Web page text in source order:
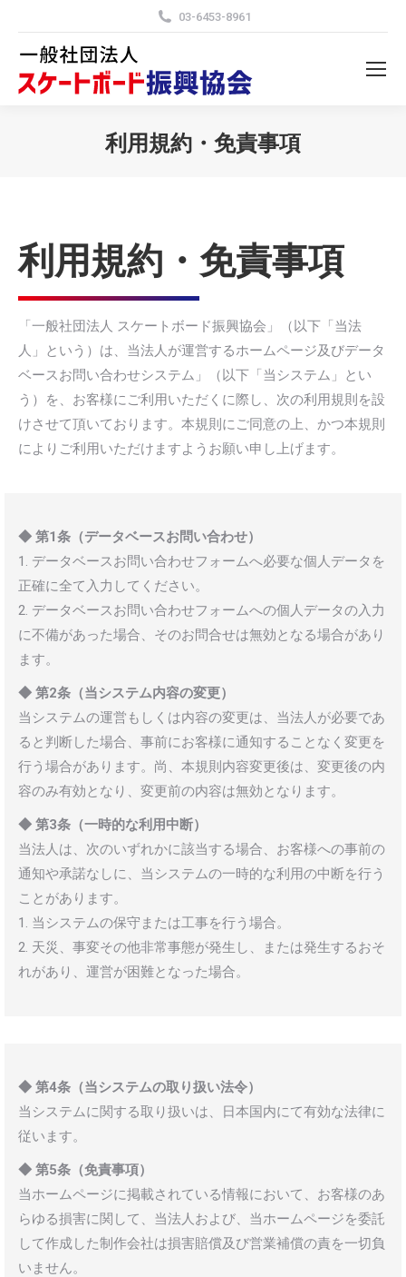
03-6453-8961
利用規約・免責事項
利用規約・免責事項
「一般社団法人 スケートボード振興協会」（以下「当法
人」という）は、当法人が運営するホームページ及びデータ
ベースお問い合わせシステム」（以下「当システム」とい
う）を、お客様にご利用いただくに際し、次の利用規則を設
けさせて頂いております。本規則にご同意の上、かつ本規則
によりご利用いただけますようお願い申し上げます。
◆ 第1条（データベースお問い合わせ）
1. データベースお問い合わせフォームへ必要な個人データを
正確に全て入力してください。
2. データベースお問い合わせフォームへの個人データの入力
に不備があった場合、そのお問合せは無効となる場合があり
ます。
◆ 第2条（当システム内容の変更）
当システムの運営もしくは内容の変更は、当法人が必要であ
ると判断した場合、事前にお客様に通知することなく変更を
行う場合があります。尚、本規則内容変更後は、変更後の内
容のみ有効となり、変更前の内容は無効となります。
◆ 第3条（一時的な利用中断）
当法人は、次のいずれかに該当する場合、お客様への事前の
通知や承諾なしに、当システムの一時的な利用の中断を行う
ことがあります。
1. 当システムの保守または工事を行う場合。
2. 天災、事変その他非常事態が発生し、または発生するおそ
れがあり、運営が困難となった場合。
◆ 第4条（当システムの取り扱い法令）
当システムに関する取り扱いは、日本国内にて有効な法律に
従います。
◆ 第5条（免責事項）
当ホームページに掲載されている情報において、お客様のあ
らゆる損害に関して、当法人および、当ホームページを委託
して作成した制作会社は損害賠償及び営業補償の責を一切負
いません。